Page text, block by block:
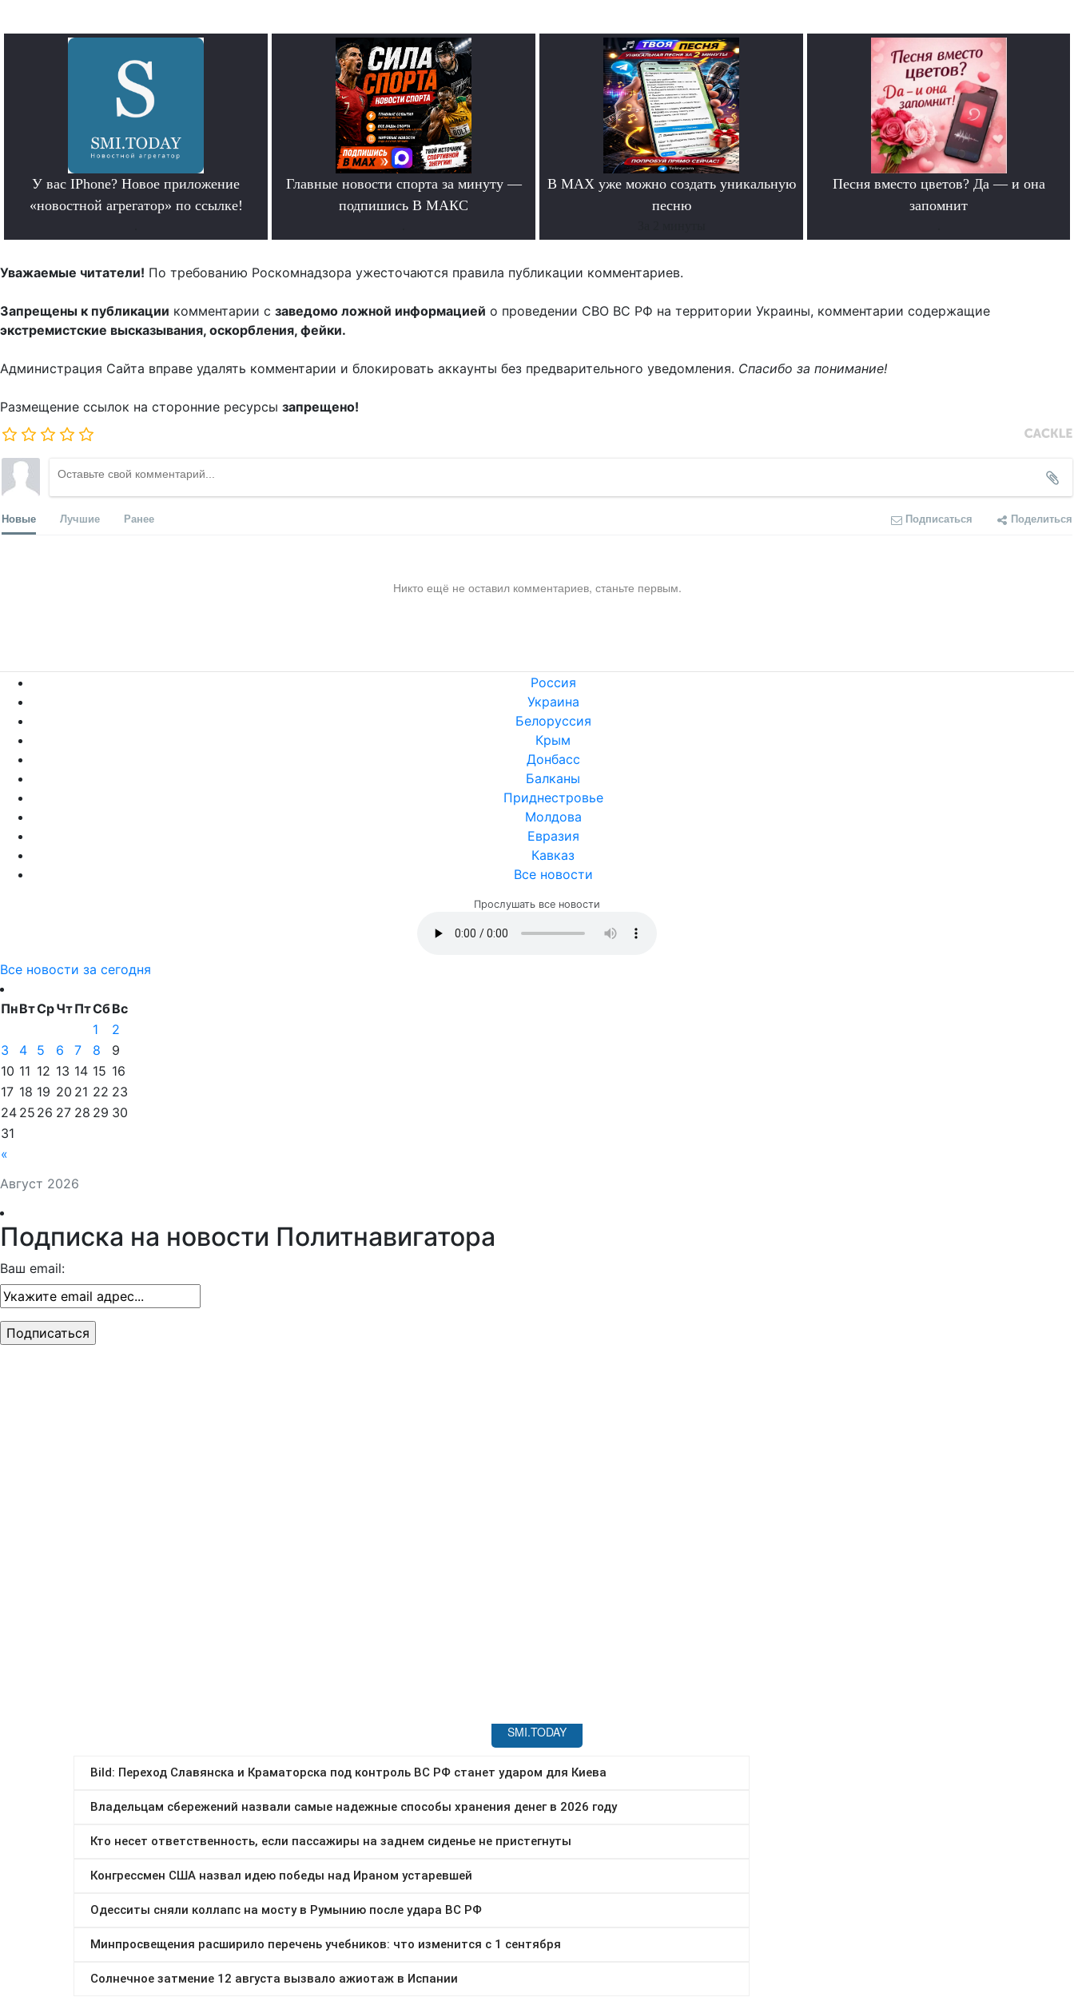
У вас IPhone? Новое приложение
«новостной агрегатор» по ссылке!
Главные новости спорта за минуту —
подпишись В МАКС
В MAX уже можно создать уникальную
песню
Песня вместо цветов? Да — и она
запомнит
Уважаемые читатели! По требованию Роскомнадзора ужесточаются правила публикации комментариев.
Запрещены к публикации комментарии с заведомо ложной информацией о проведении СВО ВС РФ на территории Украины, комментарии содержащие
экстремистские высказывания, оскорбления, фейки.
Администрация Сайта вправе удалять комментарии и блокировать аккаунты без предварительного уведомления. Спасибо за понимание!
Размещение ссылок на сторонние ресурсы запрещено!
Новые Лучшие Ранее Подписаться Поделиться
Никто ещё не оставил комментариев, станьте первым.
Россия
Украина
Белоруссия
Крым
Донбасс
Балканы
Приднестровье
Молдова
Евразия
Кавказ
Все новости
Прослушать все новости
Все новости за сегодня
Август 2026
ПнВтСрЧтПтСбВс
«
1
2
3
4 5 6 7 8
9
10 11 12 13 14 15 16
17 18 19 20 21 22 23
24 25 26 27 28 29 30
31
Подписка на новости Политнавигатора
Ваш email: